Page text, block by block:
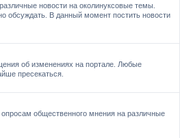
новости на околинуксовые темы.
обсуждать. В данный момент постить новости
об изменениях на портале. Любые
пресекаться.
общественного мнения на различные